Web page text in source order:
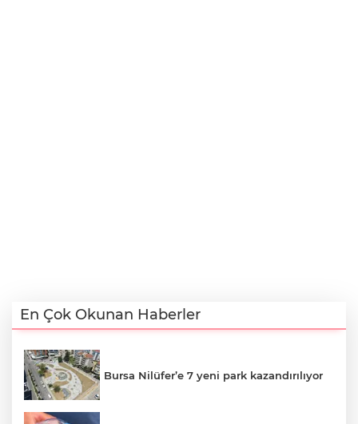
En Çok Okunan Haberler
Bursa Nilüfer’e 7 yeni park kazandırılıyor